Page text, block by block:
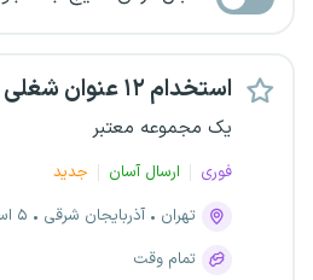
استخدام ۱۲ عنوان شغلی
یک مجموعه معتبر
فوری ارسال آسان
جدید
تهران
آذربایجان شرقی
۵ استان دیگر
تمام وقت